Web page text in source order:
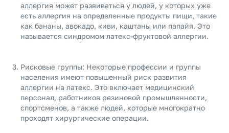
аллергия может развиваться у людей, у которых уже
есть аллергия на определенные продукты пищи, такие
как бананы, авокадо, киви, каштаны или папайя. Это
называется синдромом латекс-фруктовой аллергии.
Рисковые группы: Некоторые профессии и группы
населения имеют повышенный риск развития
аллергии на латекс. Это включает медицинский
персонал, работников резиновой промышленности,
спортсменов, а также людей, которые многократно
проходят хирургические операции.